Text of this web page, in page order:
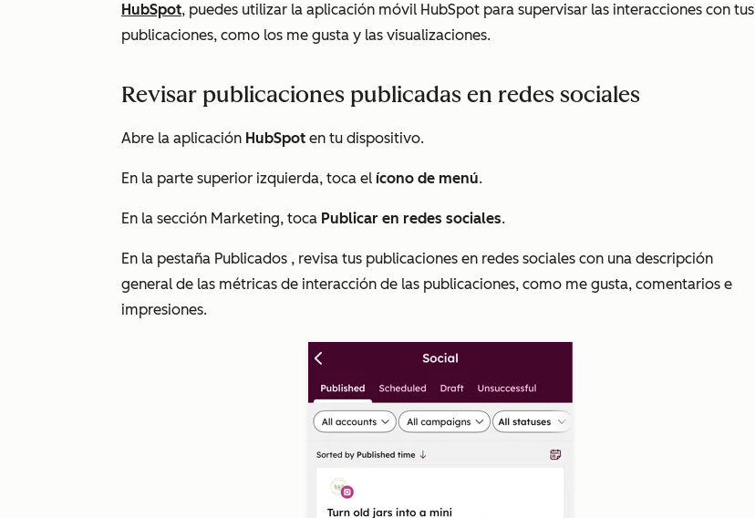
HubSpot, puedes utilizar la aplicación móvil HubSpot para supervisar las interacciones con tus
publicaciones, como los me gusta y las visualizaciones.
Revisar publicaciones publicadas en redes sociales
Abre la aplicación HubSpot en tu dispositivo.
En la parte superior izquierda, toca el ícono de menú.
En la sección Marketing, toca Publicar en redes sociales.
En la pestaña Publicados , revisa tus publicaciones en redes sociales con una descripción
general de las métricas de interacción de las publicaciones, como me gusta, comentarios e
impresiones.